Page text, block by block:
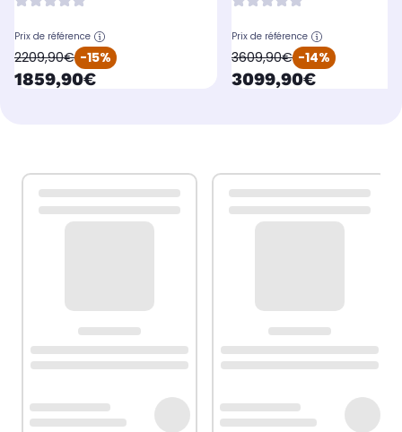
Prix de référence
oldPrice
2209,90€ -15%
currentPrice
1859,90€
Prix de référence
oldPrice
3609,90€ -14%
currentPrice
3099,90€